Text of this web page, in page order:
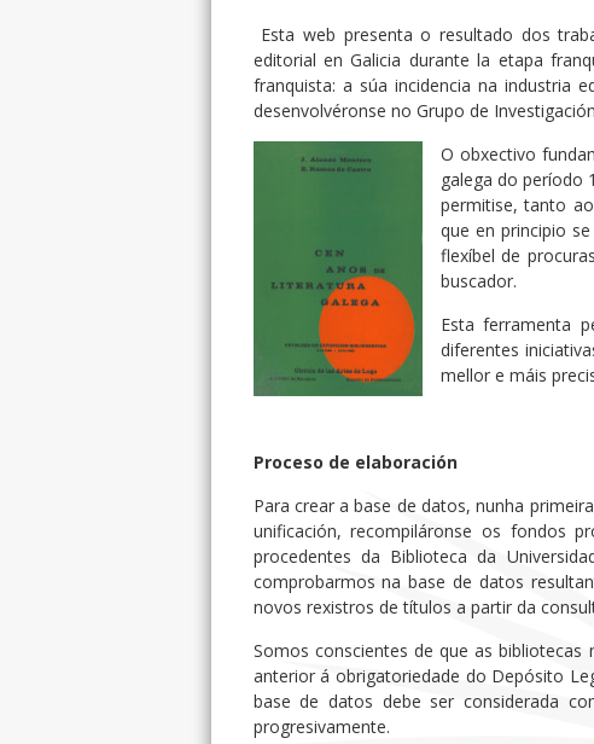
Esta web presenta o resultado dos
editorial en Galicia durante la etapa
franquista: a súa incidencia na industria
desenvolvéronse no Grupo de
O obxectivo
galega do período
permitise, tanto
que en principio
flexíbel de
buscador.
Esta ferramenta
diferentes
mellor e máis
Proceso de elaboración
Para crear a base de datos, nunha
unificación, recompiláronse os fondos
procedentes da Biblioteca da
comprobarmos na base de datos
novos rexistros de títulos a partir da
Somos conscientes de que as
anterior á obrigatoriedade do Depósito
base de datos debe ser considerada
progresivamente.